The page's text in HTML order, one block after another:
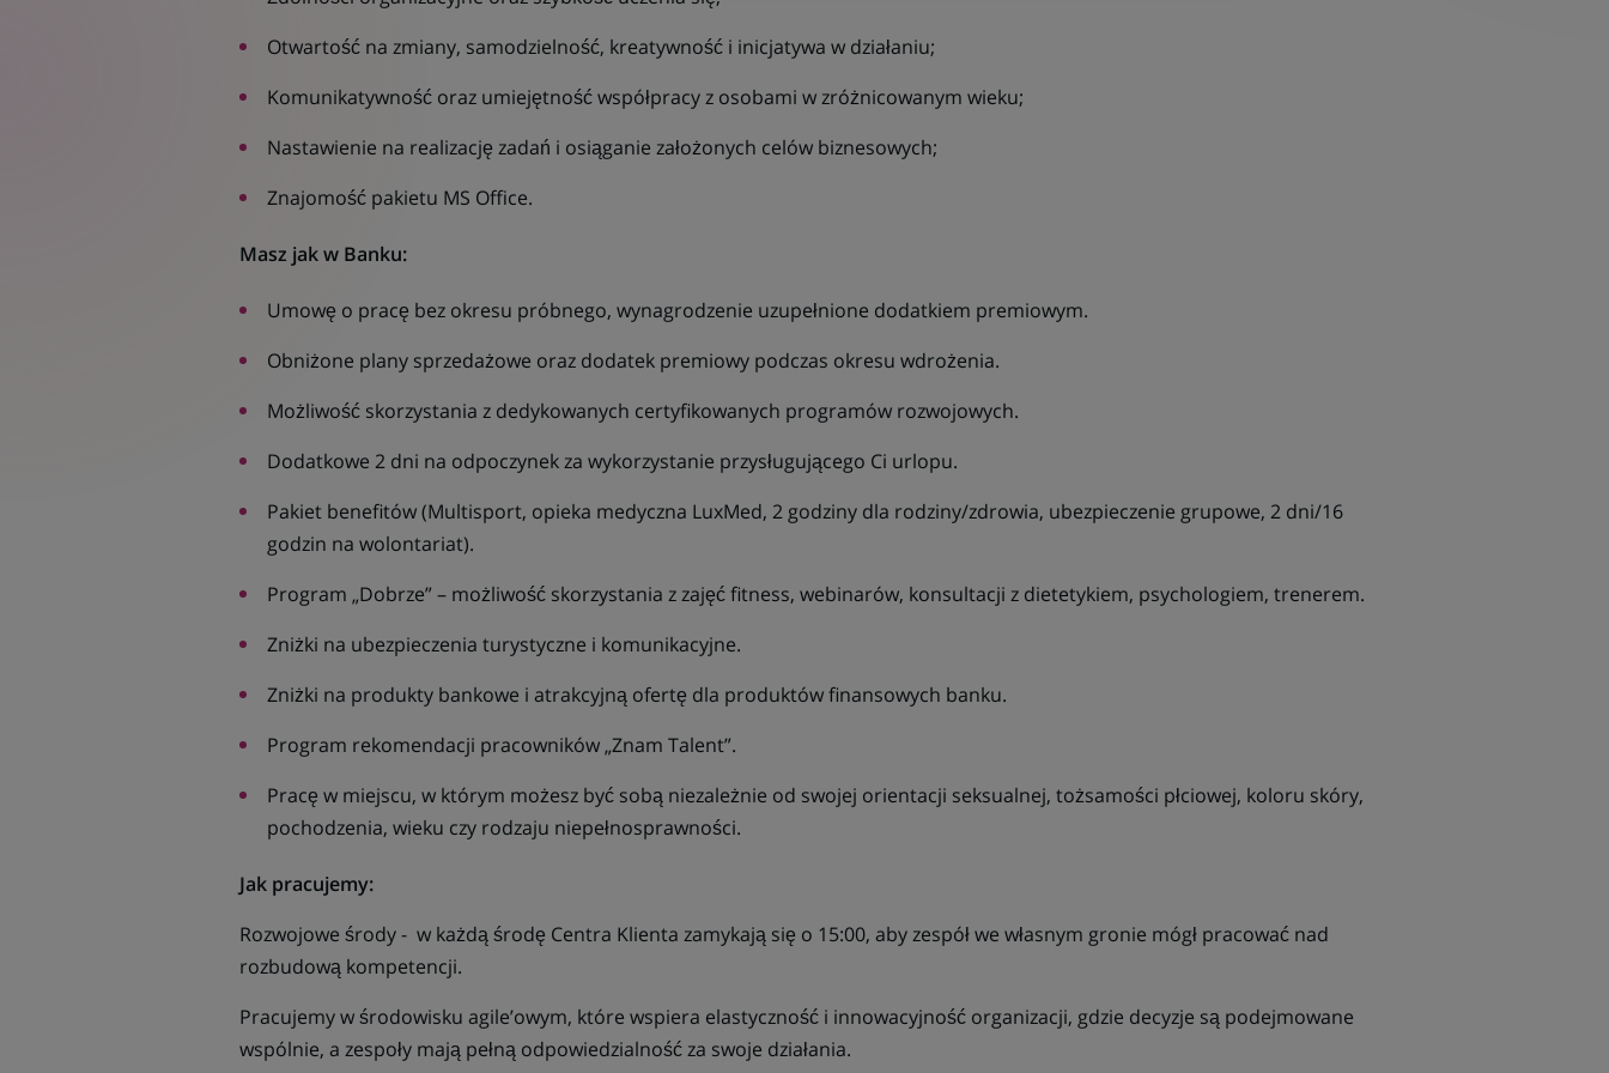
Otwartość na zmiany, samodzielność, kreatywność i inicjatywa w działaniu;
Komunikatywność oraz umiejętność współpracy z osobami w zróżnicowanym wieku;
Nastawienie na realizację zadań i osiąganie założonych celów biznesowych;
Znajomość pakietu MS Office.
Masz jak w Banku:
Umowę o pracę bez okresu próbnego, wynagrodzenie uzupełnione dodatkiem premiowym.
Obniżone plany sprzedażowe oraz dodatek premiowy podczas okresu wdrożenia.
Możliwość skorzystania z dedykowanych certyfikowanych programów rozwojowych.
Dodatkowe 2 dni na odpoczynek za wykorzystanie przysługującego Ci urlopu.
Pakiet benefitów (Multisport, opieka medyczna LuxMed, 2 godziny dla rodziny/zdrowia, ubezpieczenie grupowe, 2 dni/16
godzin na wolontariat).
Program „Dobrze” – możliwość skorzystania z zajęć fitness, webinarów, konsultacji z dietetykiem, psychologiem, trenerem.
Zniżki na ubezpieczenia turystyczne i komunikacyjne.
Zniżki na produkty bankowe i atrakcyjną ofertę dla produktów finansowych banku.
Program rekomendacji pracowników „Znam Talent”.
Pracę w miejscu, w którym możesz być sobą niezależnie od swojej orientacji seksualnej, tożsamości płciowej, koloru skóry,
pochodzenia, wieku czy rodzaju niepełnosprawności.
Jak pracujemy:
Rozwojowe środy - w każdą środę Centra Klienta zamykają się o 15:00, aby zespół we własnym gronie mógł pracować nad
rozbudową kompetencji.
Pracujemy w środowisku agile’owym, które wspiera elastyczność i innowacyjność organizacji, gdzie decyzje są podejmowane
wspólnie, a zespoły mają pełną odpowiedzialność za swoje działania.